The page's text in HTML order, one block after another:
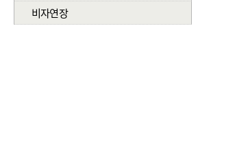
비자연장